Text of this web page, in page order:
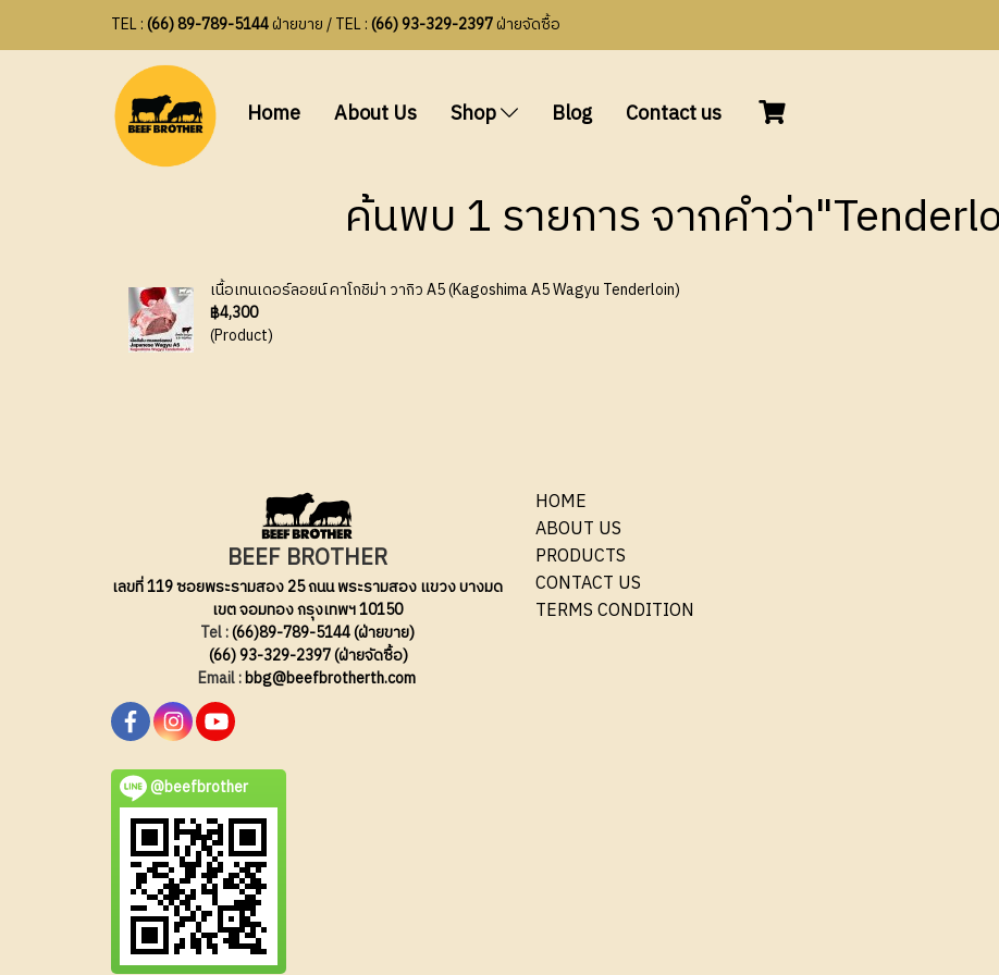
TEL :(66) 89-789-5144ฝ่ายขาย / TEL :(66) 93-329-2397ฝ่ายจัดซื้อ
Home About Us Shop Blog Contact us
ค้นพบ 1 รายการ จากคำว่า
เนื้อเทนเดอร์ลอยน์ คาโกชิม่า วากิว A5 (Kagoshima A5 Wagyu Tenderloin)
฿4,300
(Product)
BEEF BROTHER
เลขที่ 119 ซอยพระรามสอง 25 ถนน พระรามสอง แขวง บางมด
เขต จอมทอง กรุงเทพฯ 10150
Tel :(66)89-789-5144 (ฝ่ายขาย)
(66) 93-329-2397 (ฝ่ายจัดซื้อ)
Email :bbg@beefbrotherth.com
@beefbrother
HOME
ABOUT US
PRODUCTS
CONTACT US
TERMS CONDITION